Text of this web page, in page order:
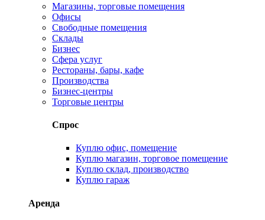
Магазины, торговые помещения
Офисы
Свободные помещения
Склады
Бизнес
Сфера услуг
Рестораны, бары, кафе
Производства
Бизнес-центры
Торговые центры
Спрос
Куплю офис, помещение
Куплю магазин, торговое помещение
Куплю склад, производство
Куплю гараж
Аренда